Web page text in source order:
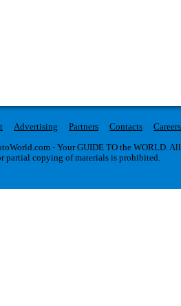
Advertising Partners Contacts Careers
- Your GUIDE TO the WORLD.
partial copying of materials is prohibited.